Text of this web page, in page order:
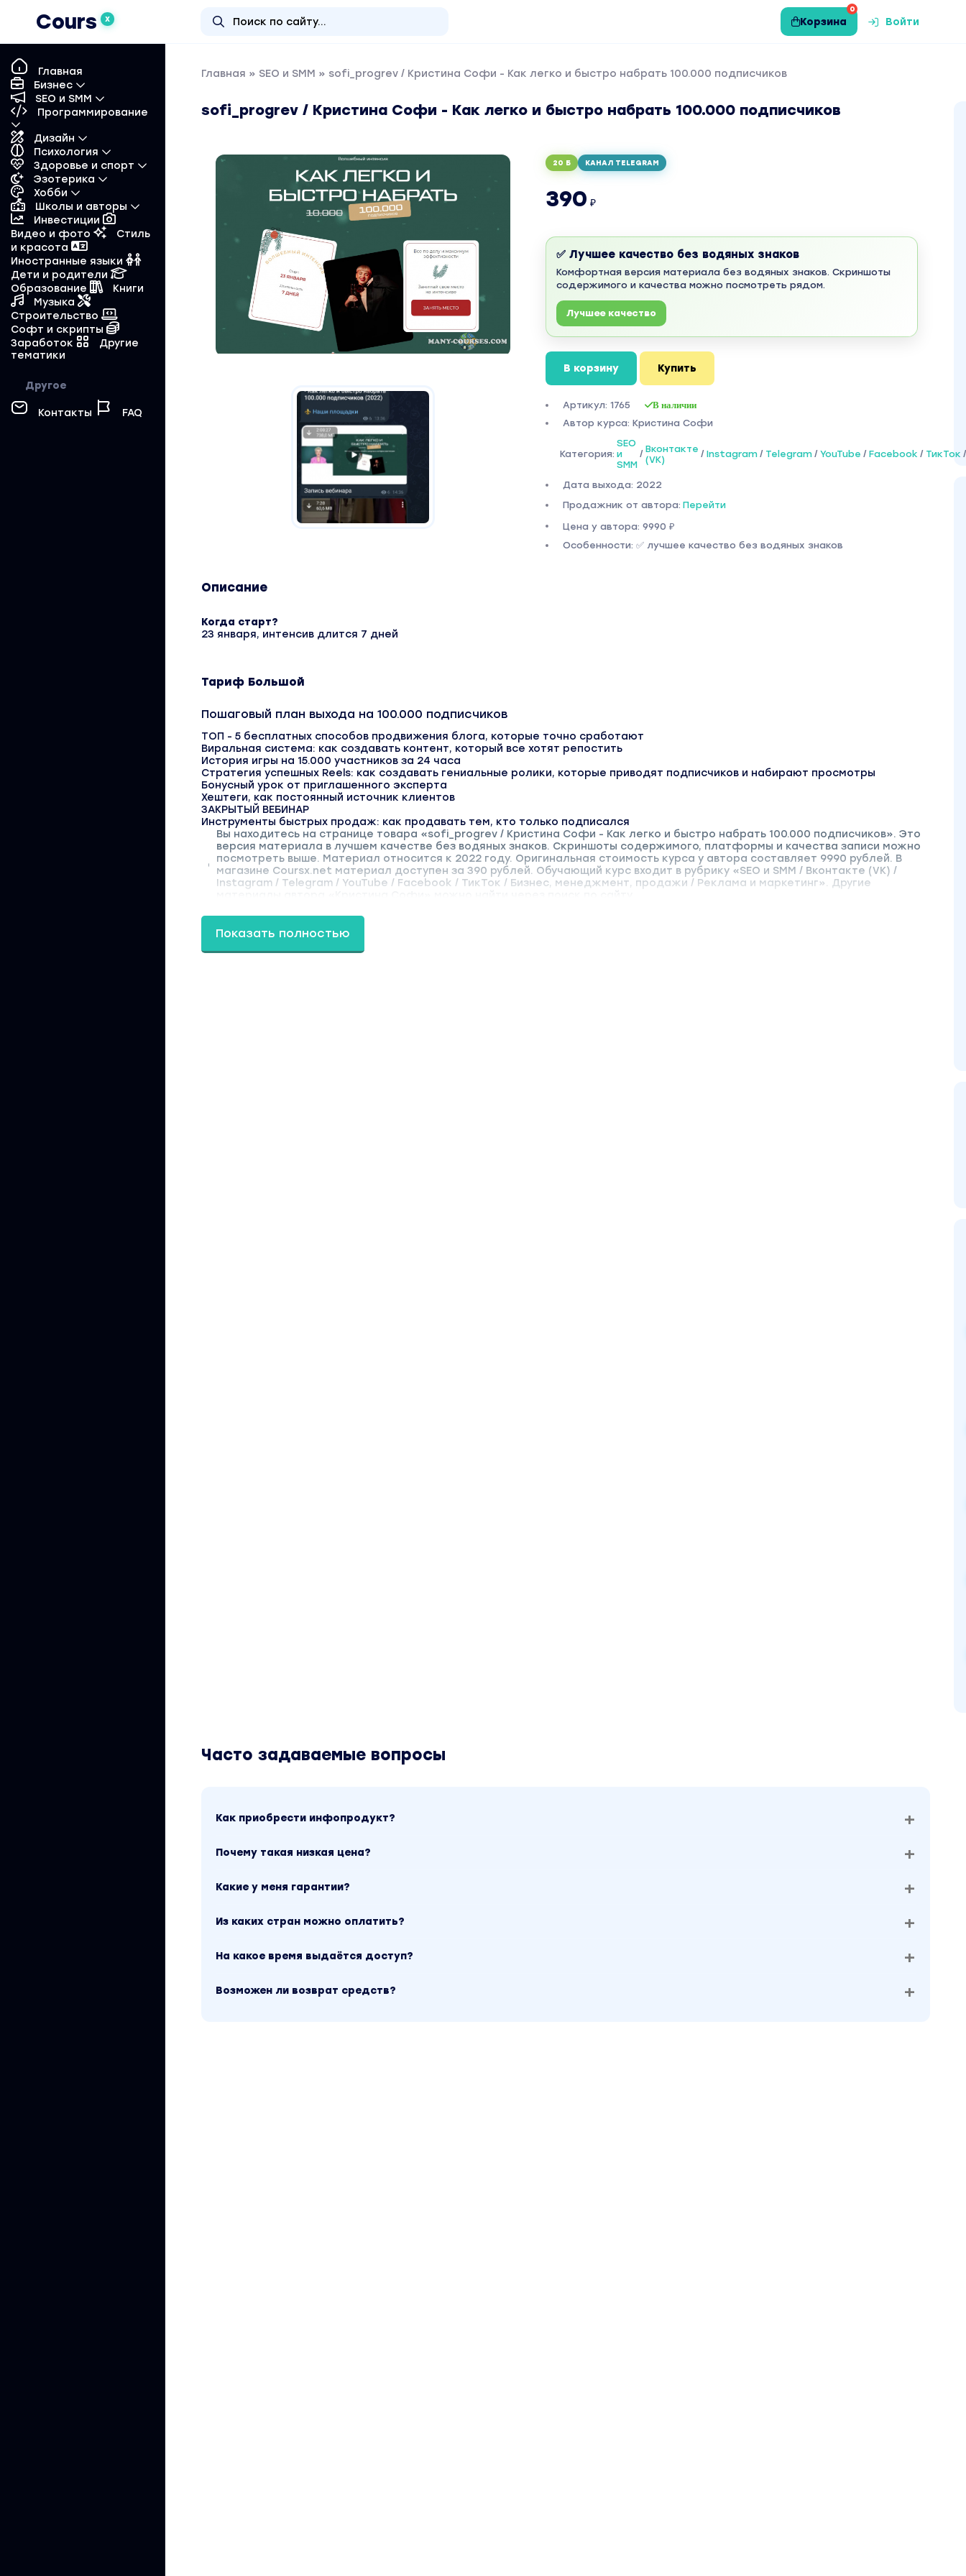
Cours X
0
Корзина Войти
Главная
Бизнес
SEO и SMM
Программирование
Дизайн
Психология
Здоровье и спорт
Эзотерика
Хобби
Школы и авторы
Инвестиции
Видео и фото
Стиль
и красота
Иностранные языки
Дети и родители
Образование
Книги
Музыка
Строительство
Софт и скрипты
Заработок
Другие
тематики
Другое
Контакты FAQ
Главная » SEO и SMM » sofi_progrev / Кристина Софи - Как легко и быстро набрать 100.000 подписчиков
sofi_progrev / Кристина Софи - Как легко и быстро набрать 100.000 подписчиков
20 Б КАНАЛ TELEGRAM
390 ₽
✅ Лучшее качество без водяных знаков
Комфортная версия материала без водяных знаков. Скриншоты
содержимого и качества можно посмотреть рядом.
Лучшее качество
В корзину Купить
Артикул: 1765 В наличии
Автор курса: Кристина Софи
Категория:
SEO
и
SMM
/ Вконтакте
(VK)
/ Instagram / Telegram / YouTube / Facebook / ТикТок
Дата выхода: 2022
Продажник от автора: Перейти
Цена у автора: 9990 ₽
Особенности: ✅ лучшее качество без водяных знаков
Описание
Когда старт?
23 января, интенсив длится 7 дней
Тариф Большой
Пошаговый план выхода на 100.000 подписчиков
ТОП - 5 бесплатных способов продвижения блога, которые точно сработают
Виральная система: как создавать контент, который все хотят репостить
История игры на 15.000 участников за 24 часа
Стратегия успешных Reels: как создавать гениальные ролики, которые приводят подписчиков и набирают просмотры
Бонусный урок от приглашенного эксперта
Хештеги, как постоянный источник клиентов
ЗАКРЫТЫЙ ВЕБИНАР
Инструменты быстрых продаж: как продавать тем, кто только подписался
Вы находитесь на странице товара «sofi_progrev / Кристина Софи - Как легко и быстро набрать 100.000 подписчиков». Это
версия материала в лучшем качестве без водяных знаков. Скриншоты содержимого, платформы и качества записи можно
посмотреть выше. Материал относится к 2022 году. Оригинальная стоимость курса у автора составляет 9990 рублей. В
магазине Coursx.net материал доступен за 390 рублей. Обучающий курс входит в рубрику «SEO и SMM / Вконтакте (VK) /
Instagram / Telegram / YouTube / Facebook / ТикТок / Бизнес, менеджмент, продажи / Реклама и маркетинг». Другие
Показать полностью
Часто задаваемые вопросы
Как приобрести инфопродукт?
Почему такая низкая цена?
Какие у меня гарантии?
Из каких стран можно оплатить?
На какое время выдаётся доступ?
Возможен ли возврат средств?